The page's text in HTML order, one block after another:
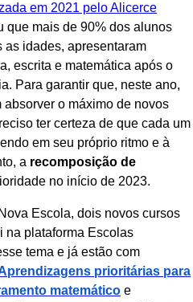
em 2021 pelo Alicerce
que mais de 90% dos alunos
as idades, apresentaram
escrita e matemática após o
Para garantir que, neste ano,
o máximo de novos
ter certeza de que cada um
em seu próprio ritmo e à
a recomposição de
no início de 2023.
Escola, dois novos cursos
na plataforma Escolas
tema e já estão com
prioritárias para
matemático e